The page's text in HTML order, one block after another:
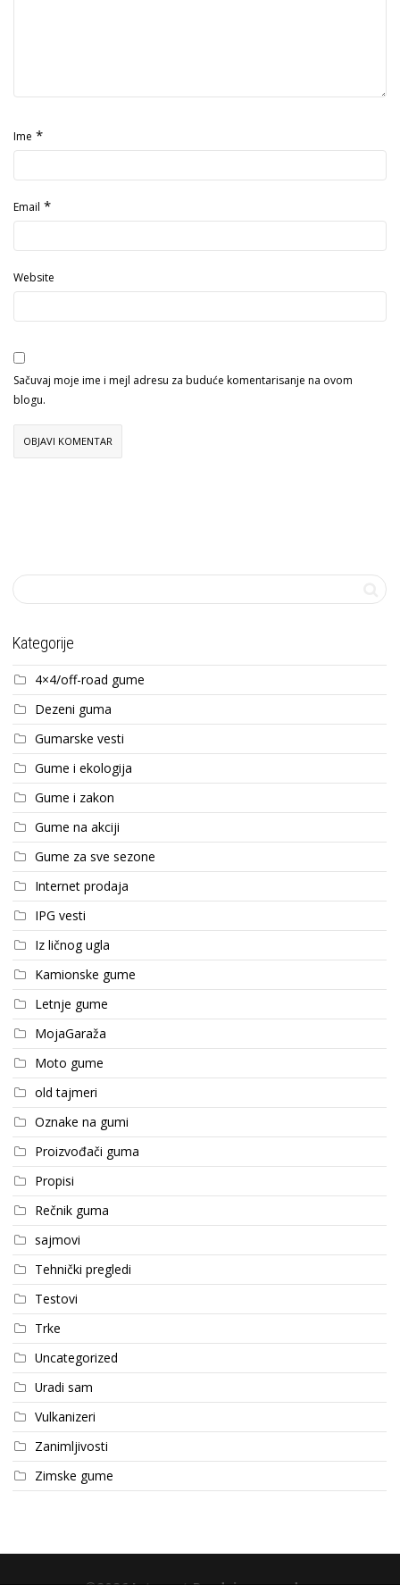
Ime *
Email *
Website
Sačuvaj moje ime i mejl adresu za buduće komentarisanje na ovom
blogu.
Kategorije
4×4/off-road gume
Dezeni guma
Gumarske vesti
Gume i ekologija
Gume i zakon
Gume na akciji
Gume za sve sezone
Internet prodaja
IPG vesti
Iz ličnog ugla
Kamionske gume
Letnje gume
MojaGaraža
Moto gume
old tajmeri
Oznake na gumi
Proizvođači guma
Propisi
Rečnik guma
sajmovi
Tehnički pregledi
Testovi
Trke
Uncategorized
Uradi sam
Vulkanizeri
Zanimljivosti
Zimske gume